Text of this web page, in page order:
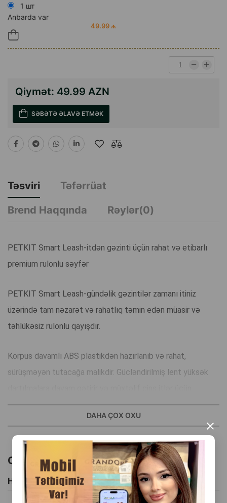
×
1 шт
Anbarda var
49.99 ₼
Qiymət: 49.99 AZN
SƏBƏTƏ ƏLAVƏ ETMƏK
Təsviri
Təfərrüat
Brend Haqqında
Rəylər(0)
PETKIT Smart Leash-itdən gəzinti üçün rahat və etibarlı
premium rulonlu səyfər
PETKIT Smart Leash-gündəlik gəzintilər zamanı itiniz
üzərində tam nəzarət və rahatlıq təmin edən müasir və
təhlükəsiz rulonlu qayışdır.
Korpus davamlı ABS plastikdən hazırlanıb və rahat,
sürüşməyən tutacağa malikdir. Gücləndirilmiş lent yüksək
uyğundur.
Mexanizm sakit və hamar işləyir, lent asanlıqla açılıb-yığılır
və bir toxunuşla dərhal bloklanır. Bu isə itinizin davranışını
istənilən an idarə etməyə kömək edir.
Möhkəm metal karabin isə qayışı boyunbağıya və ya jiletlə
DAHA ÇOX OXU
Oxşar məhsullar
Hamısını Gör